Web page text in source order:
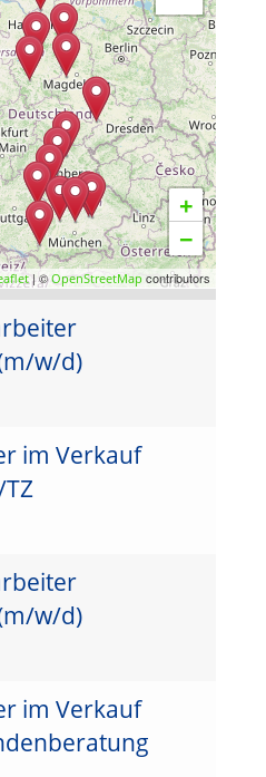
+
−
| ©OpenStreetMap contributors
w/d)
im Verkauf
w/d)
im Verkauf